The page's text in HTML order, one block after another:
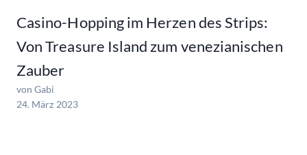
Casino-Hopping im Herzen des Strips:
Von Treasure Island zum venezianischen
Zauber
von Gabi
24. März 2023